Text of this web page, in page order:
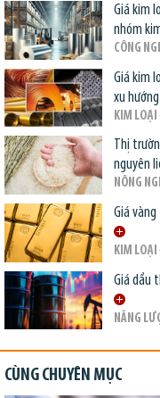
Giá kim
nhóm
CÔNG
Giá kim
xu
KIM LOẠI
Thị
nguyên
NÔNG
Giá
KIM LOẠI
Giá dầu
NĂNG
CÙNG CHUYÊN MỤC